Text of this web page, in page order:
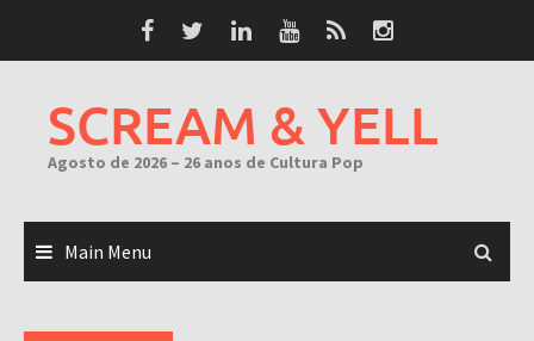
SCREAM & YELL
Agosto de 2026 – 26 anos de Cultura Pop
Main Menu